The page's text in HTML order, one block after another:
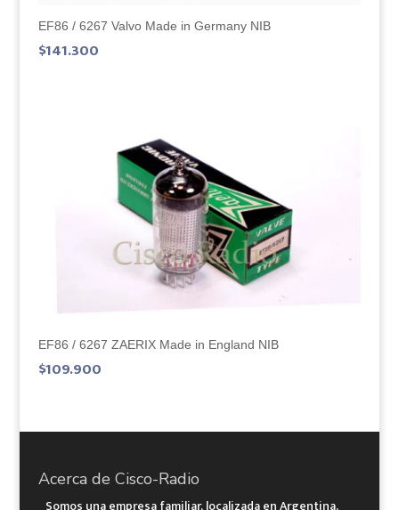
EF86 / 6267 Valvo Made in Germany NIB
$141.300
EF86 / 6267 ZAERIX Made in England NIB
$109.900
Acerca de Cisco-Radio
Somos una empresa familiar, localizada en Argentina,